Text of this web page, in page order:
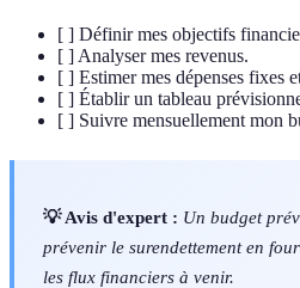
[ ] Définir mes objectifs
[ ] Analyser mes revenus.
[ ] Estimer mes dépenses fixes
[ ] Établir un tableau
[ ] Suivre mensuellement mon
💡 Avis d'expert : Un budget
prévenir le surendettement en
les flux financiers à venir.